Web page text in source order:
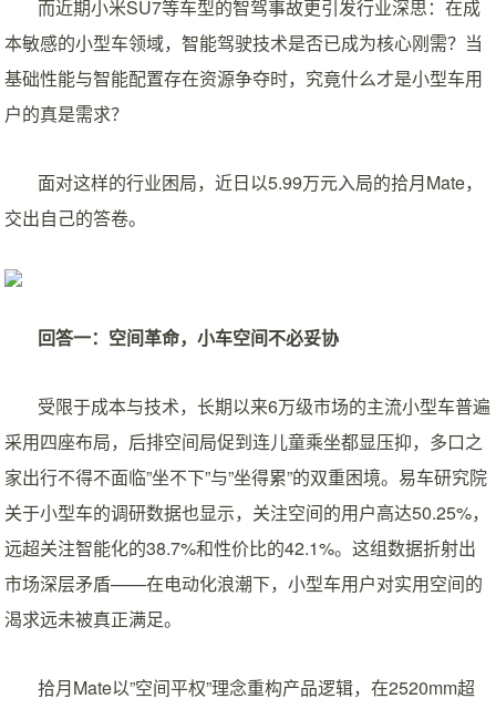
而近期小米SU7等车型的智驾事故更引发行业深思：在成
本敏感的小型车领域，智能驾驶技术是否已成为核心刚需？当
基础性能与智能配置存在资源争夺时，究竟什么才是小型车用
户的真是需求？
面对这样的行业困局，近日以5.99万元入局的拾月Mate，
交出自己的答卷。
回答一：空间革命，小车空间不必妥协
受限于成本与技术，长期以来6万级市场的主流小型车普遍
采用四座布局，后排空间局促到连儿童乘坐都显压抑，多口之
家出行不得不面临”坐不下”与”坐得累”的双重困境。易车研究院
关于小型车的调研数据也显示，关注空间的用户高达50.25%，
远超关注智能化的38.7%和性价比的42.1%。这组数据折射出
市场深层矛盾——在电动化浪潮下，小型车用户对实用空间的
渴求远未被真正满足。
拾月Mate以”空间平权”理念重构产品逻辑，在2520mm超